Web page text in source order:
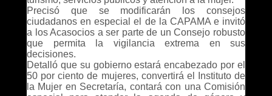
Precisó que se modificarán los consejos
ciudadanos en especial el de la CAPAMA e invitó
a los Acasocios a ser parte de un Consejo robusto
que permita la vigilancia extrema en sus
decisiones.
Detalló que su gobierno estará encabezado por el
50 por ciento de mujeres, convertirá el Instituto de
la Mujer en Secretaría, contará con una Comisión